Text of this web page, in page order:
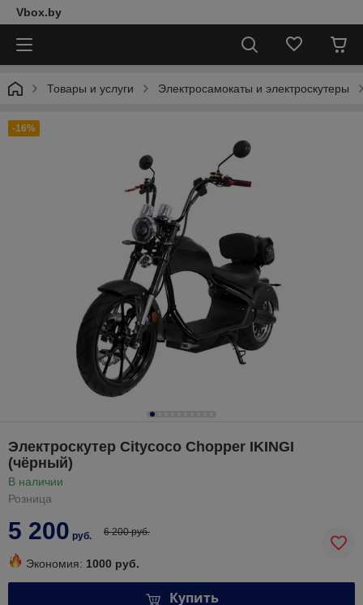
Vbox.by
Товары и услуги Электросамокаты и электроскутеры
-16%
Электроскутер Citycoco Chopper IKINGI
(чёрный)
В наличии
Розница
5 200 руб. 6 200 руб.
Экономия: 1000 руб.
Купить